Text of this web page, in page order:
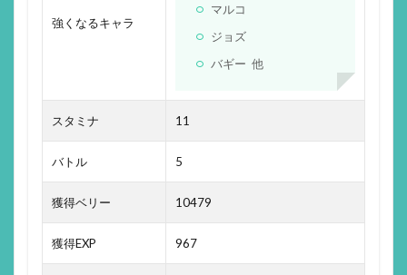
強くなるキャラ
マルコ
ジョズ
バギー 他
スタミナ 11
バトル 5
獲得ベリー 10479
獲得EXP 967